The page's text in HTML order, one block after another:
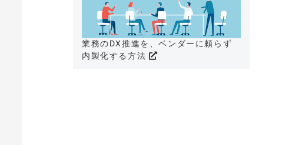
業務のDX推進を、ベンダーに頼らず
内製化する方法